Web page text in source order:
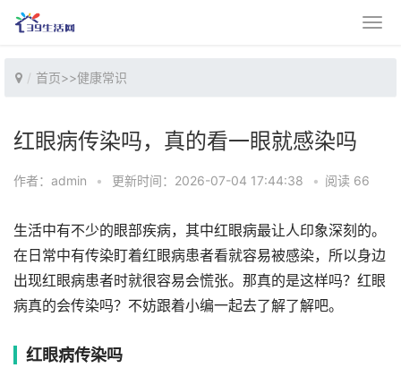
首页>>健康常识
红眼病传染吗，真的看一眼就感染吗
作者：admin • 更新时间：2026-07-04 17:44:38 • 阅读 66
生活中有不少的眼部疾病，其中红眼病最让人印象深刻的。
在日常中有传染盯着红眼病患者看就容易被感染，所以身边
出现红眼病患者时就很容易会慌张。那真的是这样吗？红眼
病真的会传染吗？不妨跟着小编一起去了解了解吧。
红眼病传染吗